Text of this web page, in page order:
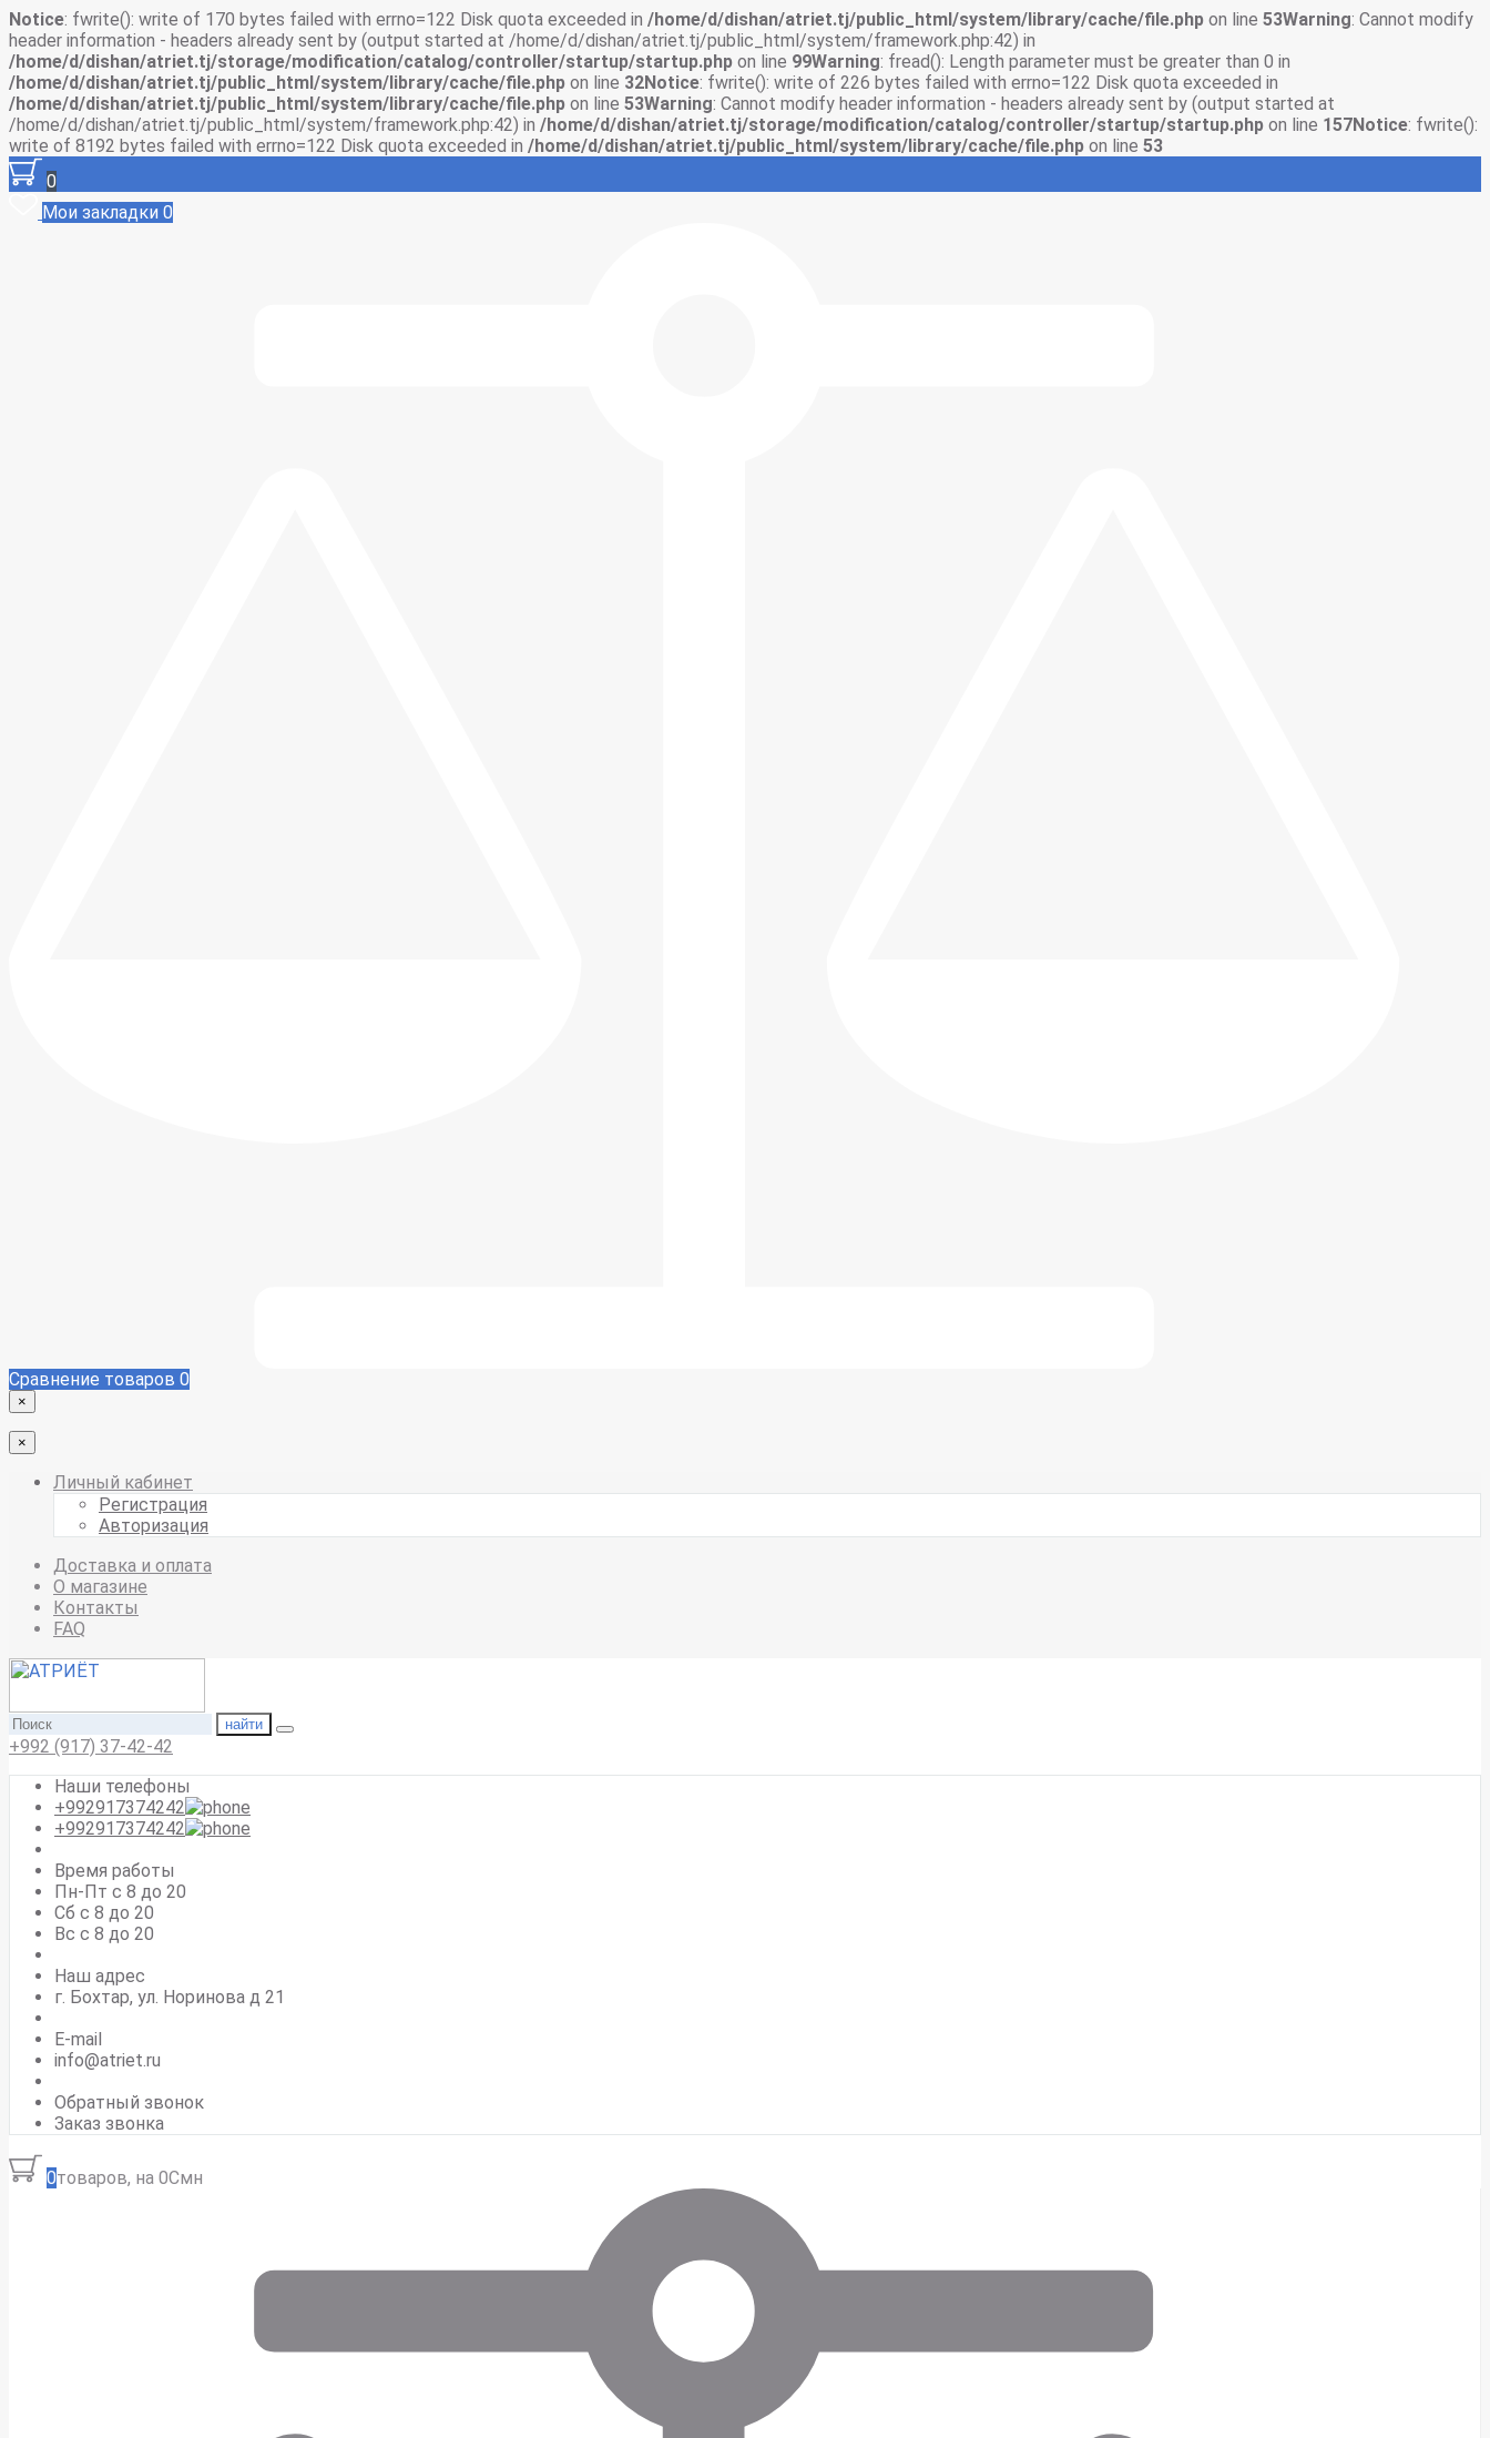
Notice: fwrite(): write of 170 bytes failed with errno=122 Disk quota exceeded in /home/d/dishan/atriet.tj/public_html/system/library/cache/file.php on line 53Warning: Cannot modify
header information - headers already sent by (output started at /home/d/dishan/atriet.tj/public_html/system/framework.php:42) in
/home/d/dishan/atriet.tj/storage/modification/catalog/controller/startup/startup.php on line 99Warning: fread(): Length parameter must be greater than 0 in
/home/d/dishan/atriet.tj/public_html/system/library/cache/file.php on line 32Notice: fwrite(): write of 226 bytes failed with errno=122 Disk quota exceeded in
/home/d/dishan/atriet.tj/public_html/system/library/cache/file.php on line 53Warning: Cannot modify header information - headers already sent by (output started at
/home/d/dishan/atriet.tj/public_html/system/framework.php:42) in /home/d/dishan/atriet.tj/storage/modification/catalog/controller/startup/startup.php on line 157Notice: fwrite():
write of 8192 bytes failed with errno=122 Disk quota exceeded in /home/d/dishan/atriet.tj/public_html/system/library/cache/file.php on line 53
0
Мои закладки 0
Сравнение товаров 0
×
×
Личный кабинет
Регистрация
Авторизация
Доставка и оплата
О магазине
Контакты
FAQ
найти
+992 (917) 37-42-42
Наши телефоны
+992917374242
+992917374242
Время работы
Пн-Пт с 8 до 20
Сб с 8 до 20
Вс c 8 до 20
Наш адрес
г. Бохтар, ул. Норинова д 21
E-mail
info@atriet.ru
Обратный звонок
Заказ звонка
0товаров, на 0Смн